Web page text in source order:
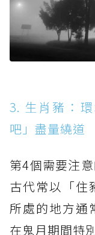
3. 生肖豬：
吧」盡量繞道
第4個需要注
古代常以「住
所處的地方通
在鬼月期間特